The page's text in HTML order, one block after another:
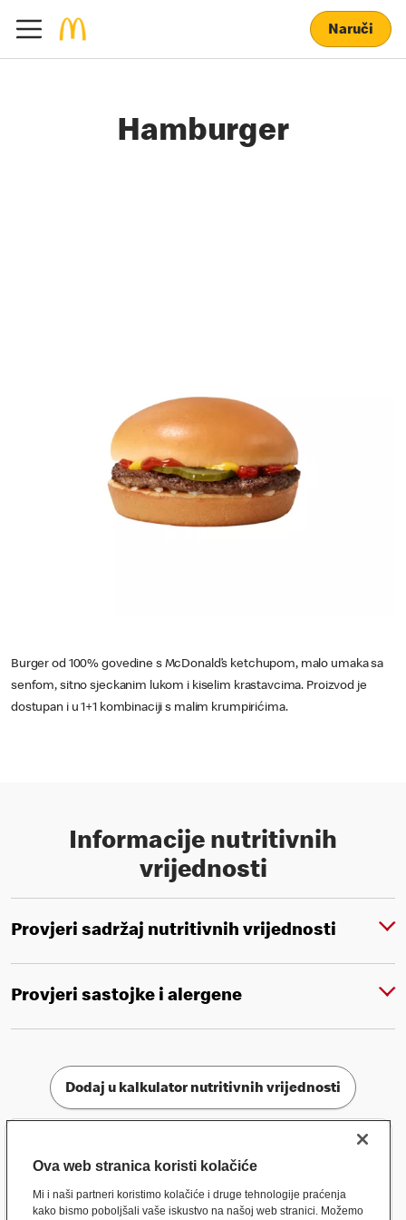
Naruči
Hamburger
Burger od 100% govedine s McDonald’s ketchupom, malo umaka sa
senfom, sitno sjeckanim lukom i kiselim krastavcima. Proizvod je
dostupan i u 1+1 kombinaciji s malim krumpirićima.
Informacije nutritivnih
vrijednosti
Provjeri sadržaj nutritivnih vrijednosti
Provjeri sastojke i alergene
Dodaj u kalkulator nutritivnih vrijednosti
Ova web stranica koristi kolačiće
Mi i naši partneri koristimo kolačiće i druge tehnologije praćenja
kako bismo poboljšali vaše iskustvo na našoj web stranici. Možemo